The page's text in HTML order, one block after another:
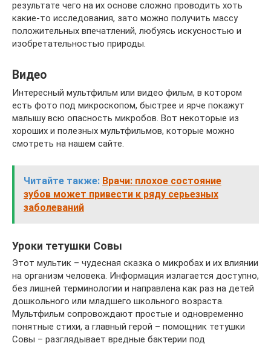
результате чего на их основе сложно проводить хоть
какие-то исследования, зато можно получить массу
положительных впечатлений, любуясь искусностью и
изобретательностью природы.
Видео
Интересный мультфильм или видео фильм, в котором
есть фото под микроскопом, быстрее и ярче покажут
малышу всю опасность микробов. Вот некоторые из
хороших и полезных мультфильмов, которые можно
смотреть на нашем сайте.
Читайте также: Врачи: плохое состояние
зубов может привести к ряду серьезных
заболеваний
Уроки тетушки Совы
Этот мультик – чудесная сказка о микробах и их влиянии
на организм человека. Информация излагается доступно,
без лишней терминологии и направлена как раз на детей
дошкольного или младшего школьного возраста.
Мультфильм сопровождают простые и одновременно
понятные стихи, а главный герой – помощник тетушки
Совы – разглядывает вредные бактерии под